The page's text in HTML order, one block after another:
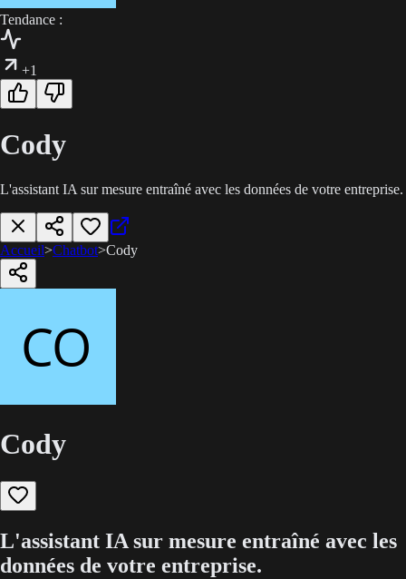
Tendance :
+1
Cody
L'assistant IA sur mesure entraîné avec les données de votre entreprise.
Accueil>Chatbot>Cody
Cody
L'assistant IA sur mesure entraîné avec les
données de votre entreprise.